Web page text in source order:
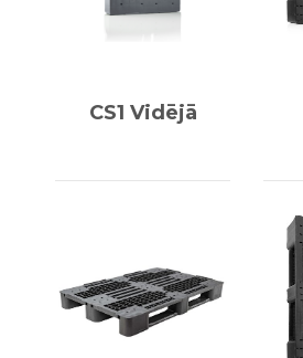
CS1 Vidējā